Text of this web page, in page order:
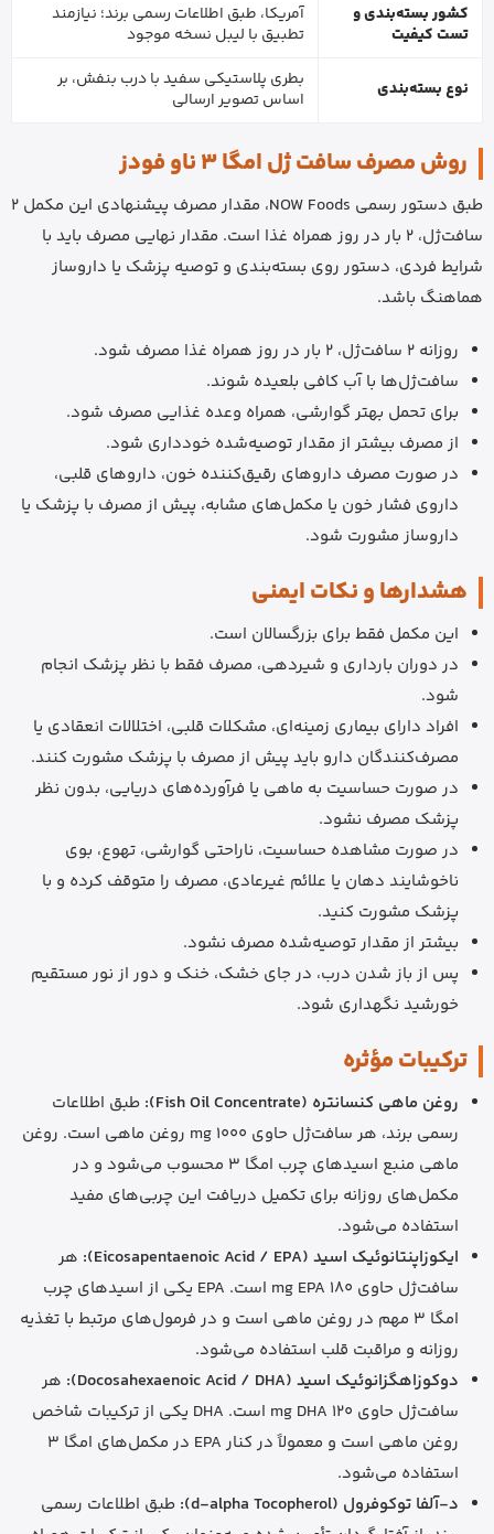
کشور بسته‌بندی و
تست کیفیت
آمریکا، طبق اطلاعات رسمی برند؛ نیازمند
تطبیق با لیبل نسخه موجود
نوع بسته‌بندی
بطری پلاستیکی سفید با درب بنفش، بر
اساس تصویر ارسالی
روش مصرف سافت ژل امگا 3 ناو فودز
طبق دستور رسمی NOW Foods، مقدار مصرف پیشنهادی این مکمل 2
سافت‌ژل، 2 بار در روز همراه غذا است. مقدار نهایی مصرف باید با
شرایط فردی، دستور روی بسته‌بندی و توصیه پزشک یا داروساز
هماهنگ باشد.
روزانه 2 سافت‌ژل، 2 بار در روز همراه غذا مصرف شود.
سافت‌ژل‌ها با آب کافی بلعیده شوند.
برای تحمل بهتر گوارشی، همراه وعده غذایی مصرف شود.
از مصرف بیشتر از مقدار توصیه‌شده خودداری شود.
در صورت مصرف داروهای رقیق‌کننده خون، داروهای قلبی،
داروی فشار خون یا مکمل‌های مشابه، پیش از مصرف با پزشک یا
داروساز مشورت شود.
هشدارها و نکات ایمنی
این مکمل فقط برای بزرگسالان است.
در دوران بارداری و شیردهی، مصرف فقط با نظر پزشک انجام
شود.
افراد دارای بیماری زمینه‌ای، مشکلات قلبی، اختلالات انعقادی یا
مصرف‌کنندگان دارو باید پیش از مصرف با پزشک مشورت کنند.
در صورت حساسیت به ماهی یا فرآورده‌های دریایی، بدون نظر
پزشک مصرف نشود.
در صورت مشاهده حساسیت، ناراحتی گوارشی، تهوع، بوی
ناخوشایند دهان یا علائم غیرعادی، مصرف را متوقف کرده و با
پزشک مشورت کنید.
بیشتر از مقدار توصیه‌شده مصرف نشود.
پس از باز شدن درب، در جای خشک، خنک و دور از نور مستقیم
خورشید نگهداری شود.
ترکیبات مؤثره
روغن ماهی کنسانتره (Fish Oil Concentrate):
طبق اطلاعات
رسمی برند، هر سافت‌ژل حاوی 1000 mg روغن ماهی است. روغن
ماهی منبع اسیدهای چرب امگا 3 محسوب می‌شود و در
مکمل‌های روزانه برای تکمیل دریافت این چربی‌های مفید
استفاده می‌شود.
ایکوزاپنتانوئیک اسید (Eicosapentaenoic Acid / EPA):
هر
سافت‌ژل حاوی 180 mg EPA است. EPA یکی از اسیدهای چرب
امگا 3 مهم در روغن ماهی است و در فرمول‌های مرتبط با تغذیه
روزانه و مراقبت قلب استفاده می‌شود.
دوکوزاهگزانوئیک اسید (Docosahexaenoic Acid / DHA):
هر
سافت‌ژل حاوی 120 mg DHA است. DHA یکی از ترکیبات شاخص
روغن ماهی است و معمولاً در کنار EPA در مکمل‌های امگا 3
استفاده می‌شود.
د-آلفا توکوفرول (d-alpha Tocopherol):
طبق اطلاعات رسمی